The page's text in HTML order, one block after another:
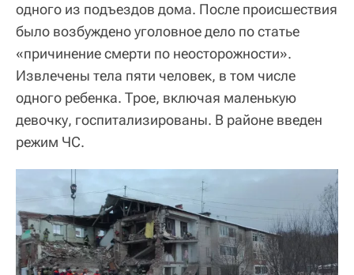
одного из подъездов дома. После происшествия
было возбуждено уголовное дело по статье
«причинение смерти по неосторожности».
Извлечены тела пяти человек, в том числе
одного ребенка. Трое, включая маленькую
девочку, госпитализированы. В районе введен
режим ЧС.